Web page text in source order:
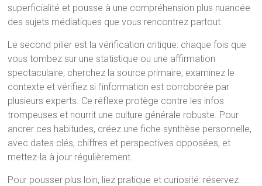
superficialité et pousse à une compréhension plus nuancée
des sujets médiatiques que vous rencontrez partout.
Le second pilier est la vérification critique: chaque fois que
vous tombez sur une statistique ou une affirmation
spectaculaire, cherchez la source primaire, examinez le
contexte et vérifiez si l’information est corroborée par
plusieurs experts. Ce réflexe protège contre les infos
trompeuses et nourrit une culture générale robuste. Pour
ancrer ces habitudes, créez une fiche synthèse personnelle,
avec dates clés, chiffres et perspectives opposées, et
mettez-la à jour régulièrement.
Pour pousser plus loin, liez pratique et curiosité: réservez